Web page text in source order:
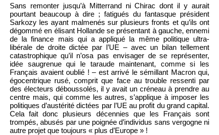
Sans remonter jusqu’à Mitterrand ni Chirac dont il y aurait
pourtant beaucoup à dire ; fatigués du fantasque président
Sarkozy les ayant malmenés sur plusieurs fronts et qu’ils ont
dégommé en élisant Hollande se présentant à gauche, ennemi
de la finance mais qui a appliqué la même politique ultra-
libérale de droite dictée par l’UE – avec un bilan tellement
catastrophique qu’il n’osa pas envisager de se représenter,
idée saugrenue qui le taraude maintenant, comme si les
Français avaient oublié ! – est arrivé le sémillant Macron qui,
égocentrique rusé, comprit que face au trouble ressenti par
des électeurs déboussolés, il y avait un créneau à prendre au
centre mais, qui comme les autres, s’applique à imposer les
politiques d’austérité dictées par l’UE au profit du grand capital.
Cela fait donc plusieurs décennies que les Français sont
trompés, abusés par une poignée d’individus sans vergogne ni
autre projet que toujours « plus d’Europe » !